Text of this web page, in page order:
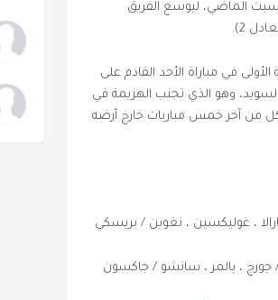
في فوز (1-0) على إيفرتون يوم السبت الماضي، ليوسع الفريق
في مباراة الأحد القادم على
وهو الذي تجنب الهزيمة في
الأوروبية (فاز 2 تعادل 2)، كما أنه فاز بكل من آخر خمس مباريات خارج أرضه
، غوليكسين ، نغوين / بريسكي
/ جورج ، بالمر ، سانشو / جاكسون